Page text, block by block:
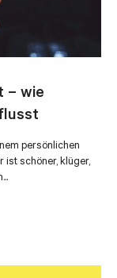
– wie
persönlichen
ist schöner, klüger,